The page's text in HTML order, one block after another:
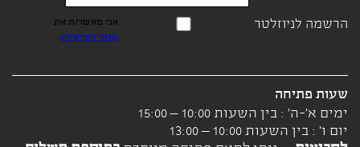
הרשמה לניוזלטר
אני מאשר/ת את
תנאי הפרטיות
שעות פתיחה
ימים א'-ה' : בין השעות 10:00 – 15:00
יום ו' : בין השעות 10:00 – 13:00